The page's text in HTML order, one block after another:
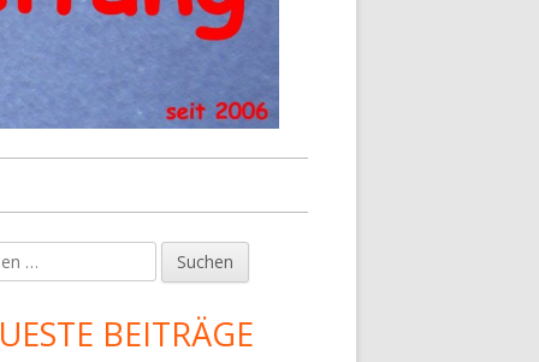
BEITRÄGE